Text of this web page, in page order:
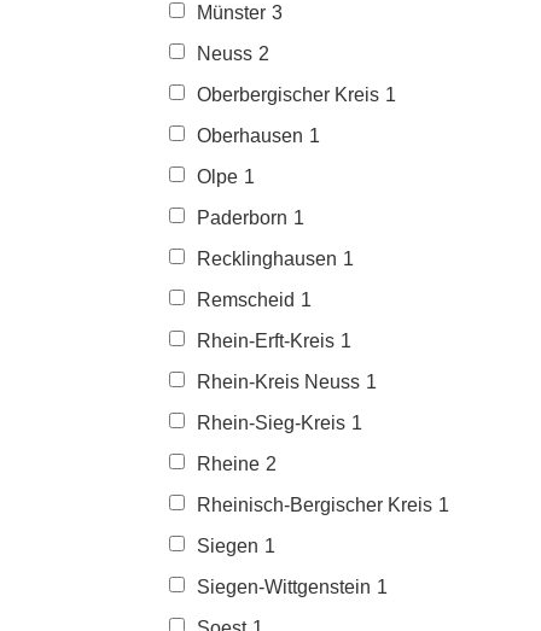
Münster 3
Neuss 2
Oberbergischer Kreis 1
Oberhausen 1
Olpe 1
Paderborn 1
Recklinghausen 1
Remscheid 1
Rhein-Erft-Kreis 1
Rhein-Kreis Neuss 1
Rhein-Sieg-Kreis 1
Rheine 2
Rheinisch-Bergischer Kreis 1
Siegen 1
Siegen-Wittgenstein 1